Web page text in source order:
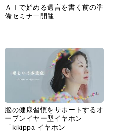
ＡＩで始める遺言を書く前の準
備セミナー開催
脳の健康習慣をサポートするオ
ープンイヤー型イヤホン
「kikippa イヤホン